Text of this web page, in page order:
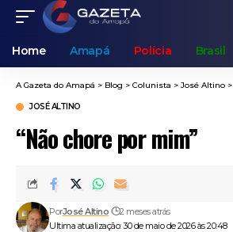
Home Amapá Polícia Brasil
A Gazeta do Amapá > Blog > Colunista > José Altino >
JOSÉ ALTINO
“Não chore por mim”
Ultima atualização: 30 de maio de 2026 às 20:48
PorJosé Altino 2 meses atrás